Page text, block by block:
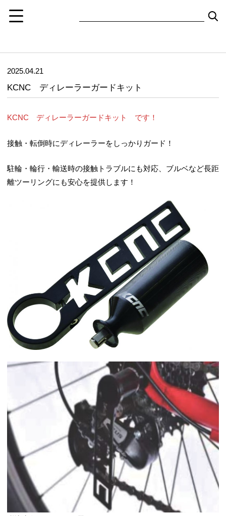
2025.04.21
KCNC ディレーラーガードキット
KCNC ディレーラーガードキット です！
接触・転倒時にディレーラーをしっかりガード！
駐輪・輪行・輸送時の接触トラブルにも対応、ブルベなど長距
離ツーリングにも安心を提供します！